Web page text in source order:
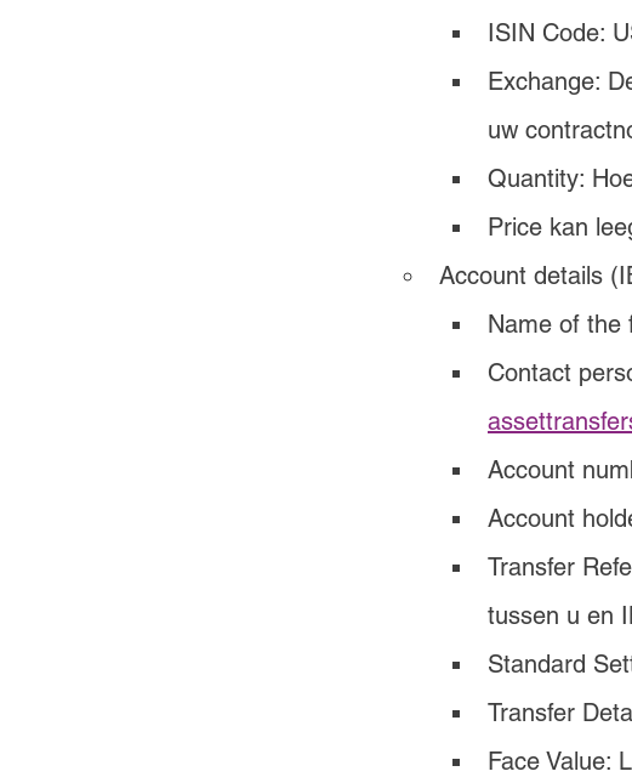
ISIN Code:
Exchange:
uw
Quantity:
Price kan
Account details
Name of the
Contact
Account
Account
Transfer
tussen u en
Standard
Transfer
Face Value: